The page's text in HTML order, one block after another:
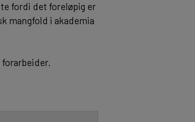
fordi det foreløpig er
mangfold i akademia